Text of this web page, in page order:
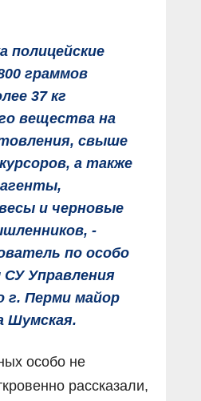
полицейские
граммов
37 кг
вещества на
свыше
а также
и черновые
-
по особо
Управления
г. Перми майор
Шумская.
особо не
рассказали,